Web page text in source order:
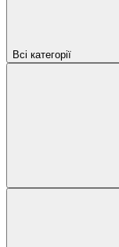
Всі категорії